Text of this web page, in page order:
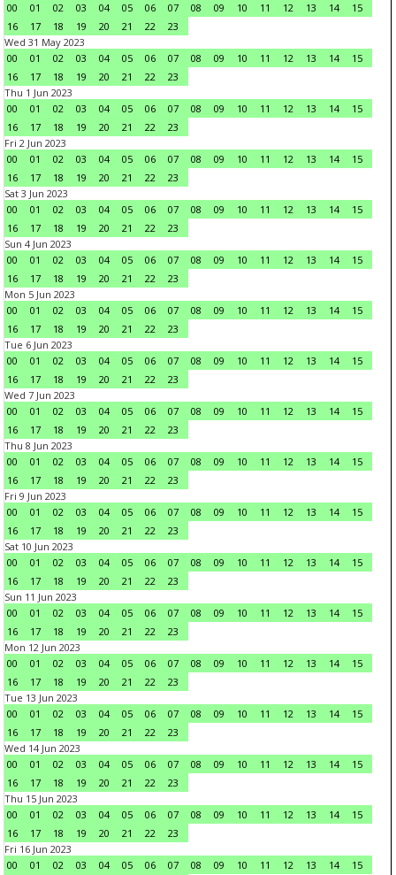
00
01 02 03 04 05 06 07 08 09 10 11 12 13 14
15
16
17 18 19 20 21 22
23
Wed 31 May 2023
00
01 02 03 04 05 06 07 08 09 10 11 12 13 14
15
16
17 18 19 20 21 22
23
Thu 1 Jun 2023
00
01 02 03 04 05 06 07 08 09 10 11 12 13 14
15
16
17 18 19 20 21 22
23
Fri 2 Jun 2023
00
01 02 03 04 05 06 07 08 09 10 11 12 13 14
15
16
17 18 19 20 21 22
23
Sat 3 Jun 2023
00
01 02 03 04 05 06 07 08 09 10 11 12 13 14
15
16
17 18 19 20 21 22
23
Sun 4 Jun 2023
00
01 02 03 04 05 06 07 08 09 10 11 12 13 14
15
16
17 18 19 20 21 22
23
Mon 5 Jun 2023
00
01 02 03 04 05 06 07 08 09 10 11 12 13 14
15
16
17 18 19 20 21 22
23
Tue 6 Jun 2023
00
01 02 03 04 05 06 07 08 09 10 11 12 13 14
15
16
17 18 19 20 21 22
23
Wed 7 Jun 2023
00
01 02 03 04 05 06 07 08 09 10 11 12 13 14
15
16
17 18 19 20 21 22
23
Thu 8 Jun 2023
00
01 02 03 04 05 06 07 08 09 10 11 12 13 14
15
16
17 18 19 20 21 22
23
Fri 9 Jun 2023
00
01 02 03 04 05 06 07 08 09 10 11 12 13 14
15
16
17 18 19 20 21 22
23
Sat 10 Jun 2023
00
01 02 03 04 05 06 07 08 09 10 11 12 13 14
15
16
17 18 19 20 21 22
23
Sun 11 Jun 2023
00
01 02 03 04 05 06 07 08 09 10 11 12 13 14
15
16
17 18 19 20 21 22
23
Mon 12 Jun 2023
00
01 02 03 04 05 06 07 08 09 10 11 12 13 14
15
16
17 18 19 20 21 22
23
Tue 13 Jun 2023
00
01 02 03 04 05 06 07 08 09 10 11 12 13 14
15
16
17 18 19 20 21 22
23
Wed 14 Jun 2023
00
01 02 03 04 05 06 07 08 09 10 11 12 13 14
15
16
17 18 19 20 21 22
23
Thu 15 Jun 2023
00
01 02 03 04 05 06 07 08 09 10 11 12 13 14
15
16
17 18 19 20 21 22
23
Fri 16 Jun 2023
00
01 02 03 04 05 06 07 08 09 10 11 12 13 14
15